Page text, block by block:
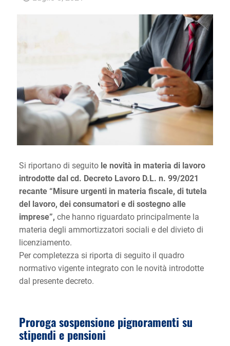
Si riportano di seguito le novità in materia di lavoro
introdotte dal cd. Decreto Lavoro D.L. n. 99/2021
recante “Misure urgenti in materia fiscale, di tutela
del lavoro, dei consumatori e di sostegno alle
imprese”, che hanno riguardato principalmente la
materia degli ammortizzatori sociali e del divieto di
licenziamento.
Per completezza si riporta di seguito il quadro
normativo vigente integrato con le novità introdotte
dal presente decreto.
Proroga sospensione pignoramenti su
stipendi e pensioni